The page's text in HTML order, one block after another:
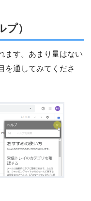
）
ます。あまり量はない
を通してみてくださ